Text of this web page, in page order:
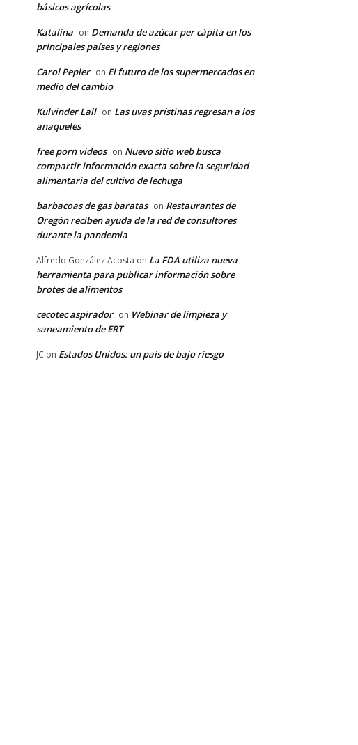
básicos agrícolas
Katalina on Demanda de azúcar per cápita en los
principales países y regiones
Carol Pepler on El futuro de los supermercados en
medio del cambio
Kulvinder Lall on Las uvas prístinas regresan a los
anaqueles
free porn videos on Nuevo sitio web busca
compartir información exacta sobre la seguridad
alimentaria del cultivo de lechuga
barbacoas de gas baratas on Restaurantes de
Oregón reciben ayuda de la red de consultores
durante la pandemia
Alfredo González Acosta on La FDA utiliza nueva
herramienta para publicar información sobre
brotes de alimentos
cecotec aspirador on Webinar de limpieza y
saneamiento de ERT
JC on Estados Unidos: un país de bajo riesgo